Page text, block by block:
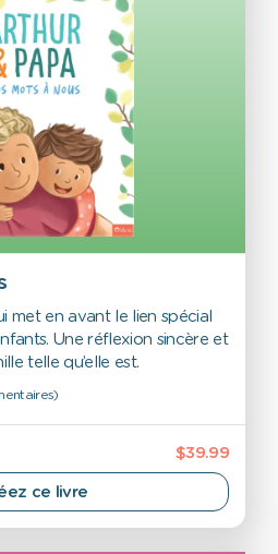
met en avant le lien spécial
Une réflexion sincère et
telle qu’elle est.
$39.99
ce livre